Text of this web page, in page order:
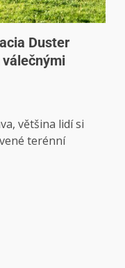
Duster
většina lidí si
terénní